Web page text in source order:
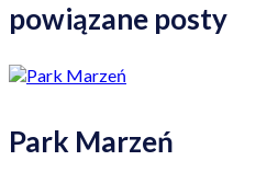
powiązane posty
Park Marzeń